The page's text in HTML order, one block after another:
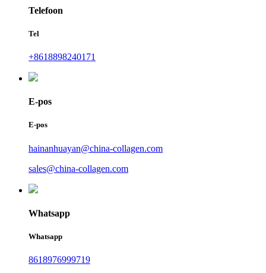
Telefoon
Tel
+8618898240171
E-pos
E-pos
hainanhuayan@china-collagen.com
sales@china-collagen.com
Whatsapp
Whatsapp
8618976999719